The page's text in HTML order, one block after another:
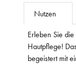
Nutzen
Erleben Sie
Hautpflege!
begeistert mit